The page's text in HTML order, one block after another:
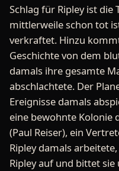
Schlag für Ripley ist die
mittlerweile schon tot
verkraftet. Hinzu
Geschichte von dem
damals ihre gesamte
abschlachtete. Der
Ereignisse damals
eine bewohnte Kolonie
(Paul Reiser), ein
Ripley damals
Ripley auf und bittet